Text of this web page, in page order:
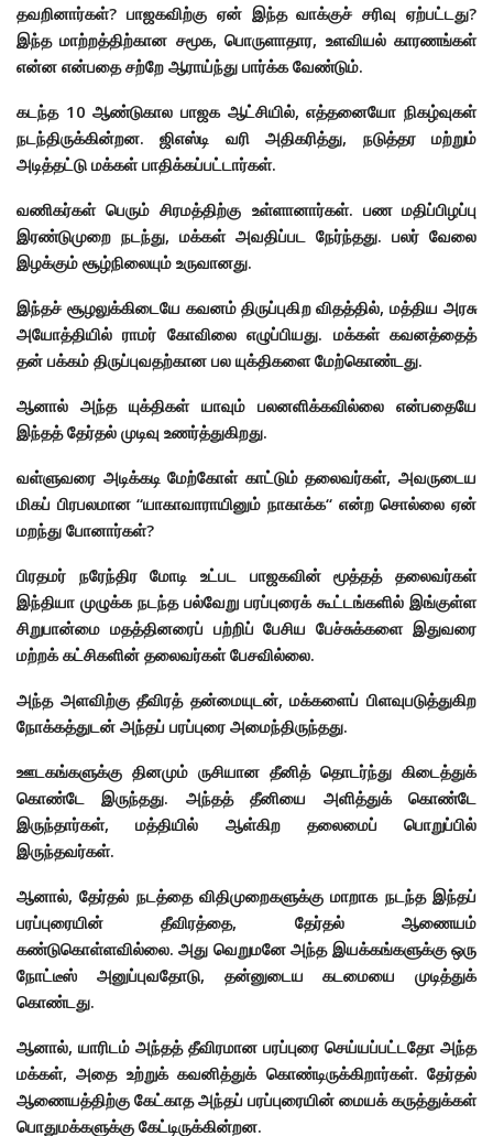
தவறினார்கள்? பாஜகவிற்கு ஏன் இந்த வாக்குச் சரிவு ஏற்பட்டது?
இந்த மாற்றத்திற்கான சமூக, பொருளாதார, உளவியல் காரணங்கள்
என்ன என்பதை சற்றே ஆராய்ந்து பார்க்க வேண்டும்.
கடந்த 10 ஆண்டுகால பாஜக ஆட்சியில், எத்தனையோ நிகழ்வுகள்
நடந்திருக்கின்றன. ஜிஎஸ்டி வரி அதிகரித்து, நடுத்தர மற்றும்
அடித்தட்டு மக்கள் பாதிக்கப்பட்டார்கள்.
வணிகர்கள் பெரும் சிரமத்திற்கு உள்ளானார்கள். பண மதிப்பிழப்பு
இரண்டுமுறை நடந்து, மக்கள் அவதிப்பட நேர்ந்தது. பலர் வேலை
இழக்கும் சூழ்நிலையும் உருவானது.
இந்தச் சூழலுக்கிடையே கவனம் திருப்புகிற விதத்தில், மத்திய அரசு
அயோத்தியில் ராமர் கோவிலை எழுப்பியது. மக்கள் கவனத்தைத்
தன் பக்கம் திருப்புவதற்கான பல யுக்திகளை மேற்கொண்டது.
ஆனால் அந்த யுக்திகள் யாவும் பலனளிக்கவில்லை என்பதையே
இந்தத் தேர்தல் முடிவு உணர்த்துகிறது.
வள்ளுவரை அடிக்கடி மேற்கோள் காட்டும் தலைவர்கள், அவருடைய
மிகப் பிரபலமான “யாகாவாராயினும் நாகாக்க“ என்ற சொல்லை ஏன்
மறந்து போனார்கள்?
பிரதமர் நரேந்திர மோடி உட்பட பாஜகவின் மூத்தத் தலைவர்கள்
இந்தியா முழுக்க நடந்த பல்வேறு பரப்புரைக் கூட்டங்களில் இங்குள்ள
சிறுபான்மை மதத்தினரைப் பற்றிப் பேசிய பேச்சுக்களை இதுவரை
மற்றக் கட்சிகளின் தலைவர்கள் பேசவில்லை.
அந்த அளவிற்கு தீவிரத் தன்மையுடன், மக்களைப் பிளவுபடுத்துகிற
நோக்கத்துடன் அந்தப் பரப்புரை அமைந்திருந்தது.
ஊடகங்களுக்கு தினமும் ருசியான தீனித் தொடர்ந்து கிடைத்துக்
கொண்டே இருந்தது. அந்தத் தீனியை அளித்துக் கொண்டே
இருந்தார்கள், மத்தியில் ஆள்கிற தலைமைப் பொறுப்பில்
இருந்தவர்கள்.
ஆனால், தேர்தல் நடத்தை விதிமுறைகளுக்கு மாறாக நடந்த இந்தப்
பரப்புரையின் தீவிரத்தை, தேர்தல் ஆணையம்
கண்டுகொள்ளவில்லை. அது வெறுமனே அந்த இயக்கங்களுக்கு ஒரு
நோட்டீஸ் அனுப்புவதோடு, தன்னுடைய கடமையை முடித்துக்
கொண்டது.
ஆனால், யாரிடம் அந்தத் தீவிரமான பரப்புரை செய்யப்பட்டதோ அந்த
மக்கள், அதை உற்றுக் கவனித்துக் கொண்டிருக்கிறார்கள். தேர்தல்
ஆணையத்திற்கு கேட்காத அந்தப் பரப்புரையின் மையக் கருத்துக்கள்
பொதுமக்களுக்கு கேட்டிருக்கின்றன.